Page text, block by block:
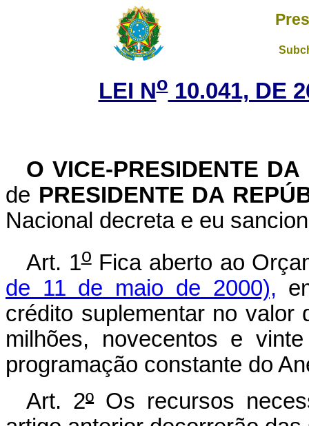
LEI No10.041, DE
O VICE-PRESIDENTE
de PRESIDENTE DA
Nacional decreta e eu
Art. 1oFica aberto ao
de 11 de maio de 2000),
crédito suplementar no valor
milhões, novecentos e
programação constante do
Art. 2ºOs recursos